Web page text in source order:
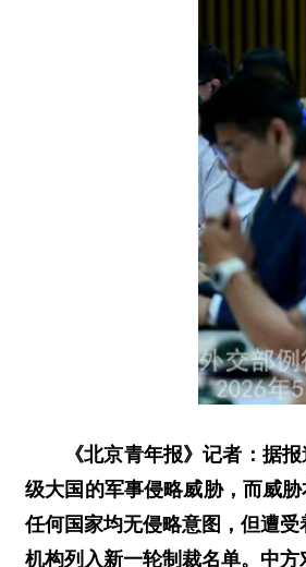
《北京青年报》记者：据
级大国的军事侵略威胁，而威
任何国家均无侵略意图，但遭
机构列入新一轮制裁名单。中方